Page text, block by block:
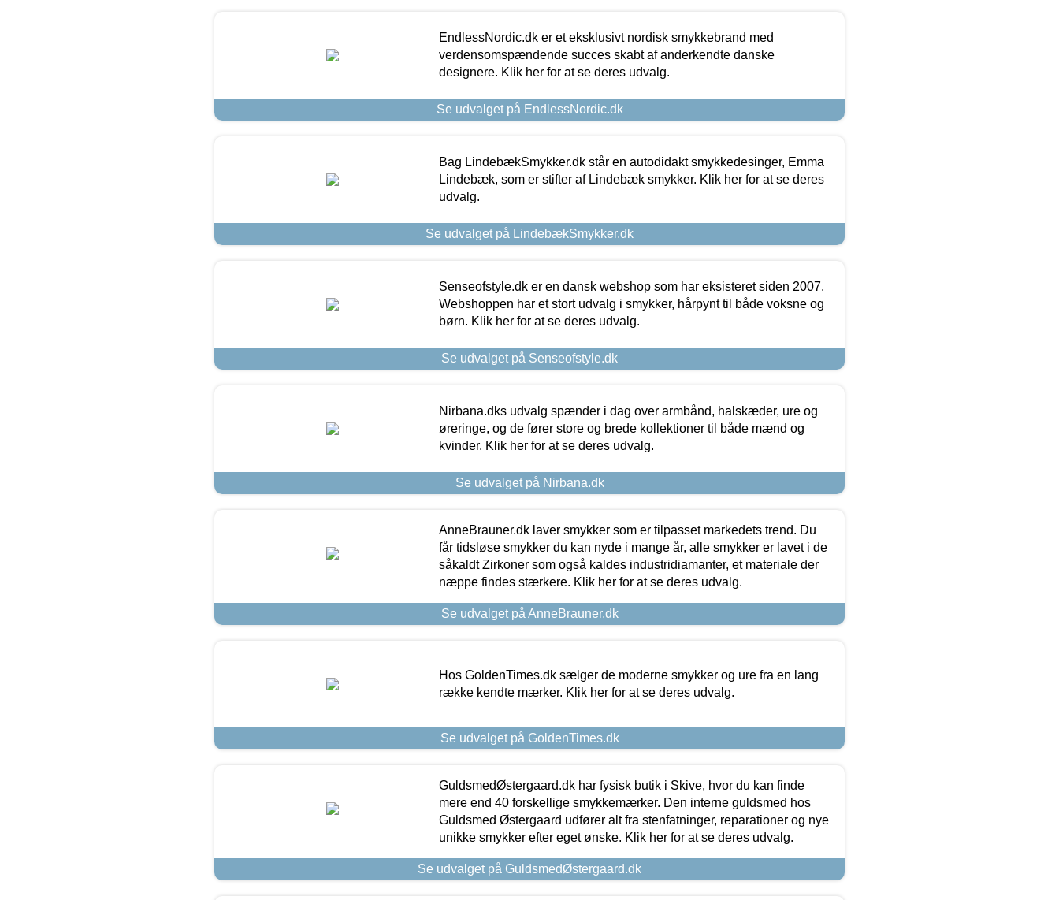
EndlessNordic.dk er et eksklusivt nordisk smykkebrand med
verdensomspændende succes skabt af anderkendte danske
designere. Klik her for at se deres udvalg.
Se udvalget på EndlessNordic.dk
Bag LindebækSmykker.dk står en autodidakt smykkedesinger, Emma
Lindebæk, som er stifter af Lindebæk smykker. Klik her for at se deres
udvalg.
Se udvalget på LindebækSmykker.dk
Senseofstyle.dk er en dansk webshop som har eksisteret siden 2007.
Webshoppen har et stort udvalg i smykker, hårpynt til både voksne og
børn. Klik her for at se deres udvalg.
Se udvalget på Senseofstyle.dk
Nirbana.dks udvalg spænder i dag over armbånd, halskæder, ure og
øreringe, og de fører store og brede kollektioner til både mænd og
kvinder. Klik her for at se deres udvalg.
Se udvalget på Nirbana.dk
AnneBrauner.dk laver smykker som er tilpasset markedets trend. Du
får tidsløse smykker du kan nyde i mange år, alle smykker er lavet i de
såkaldt Zirkoner som også kaldes industridiamanter, et materiale der
næppe findes stærkere. Klik her for at se deres udvalg.
Se udvalget på AnneBrauner.dk
Hos GoldenTimes.dk sælger de moderne smykker og ure fra en lang
række kendte mærker. Klik her for at se deres udvalg.
Se udvalget på GoldenTimes.dk
GuldsmedØstergaard.dk har fysisk butik i Skive, hvor du kan finde
mere end 40 forskellige smykkemærker. Den interne guldsmed hos
Guldsmed Østergaard udfører alt fra stenfatninger, reparationer og nye
unikke smykker efter eget ønske. Klik her for at se deres udvalg.
Se udvalget på GuldsmedØstergaard.dk